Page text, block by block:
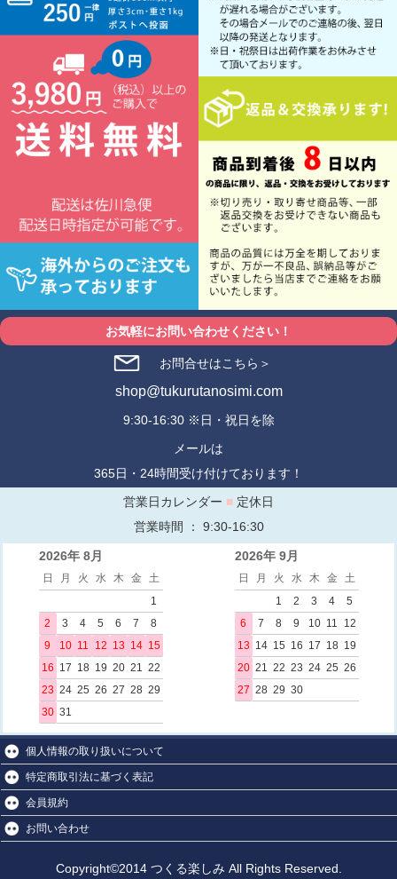
お気軽にお問い合わせください！
お問合せはこちら＞
shop@tukurutanosimi.com
9:30-16:30 ※日・祝日を除
メールは
365日・24時間受け付けております！
営業日カレンダー ■ 定休日
営業時間 ： 9:30-16:30
2026年 8月
日 月 火 水 木 金
土
1
2
3 4 5 6 7
8
9
10 11 12 13 14 15
16 17 18 19 20 21
22
23 24 25 26 27 28 29
30 31
2026年 9月
日 月 火 水 木 金
土
1
2 3 4
5
6
7 8 9 10 11
12
13 14 15 16 17 18 19
20 21 22 23 24 25 26
27 28 29 30
個人情報の取り扱いについて
特定商取引法に基づく表記
会員規約
お問い合わせ
Copyright©2014 つくる楽しみ All Rights Reserved.